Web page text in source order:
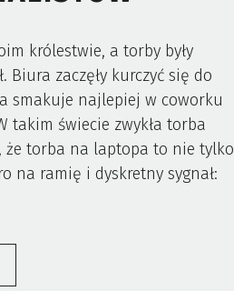
królestwie, a torby były
zaczęły kurczyć się do
smakuje najlepiej w coworku
takim świecie zwykła torba
że torba na laptopa to nie tylko
na ramię i dyskretny sygnał: